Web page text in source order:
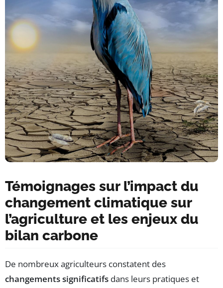
Témoignages sur l’impact du
changement climatique sur
l’agriculture et les enjeux du
bilan carbone
De nombreux agriculteurs constatent des
changements significatifs dans leurs pratiques et